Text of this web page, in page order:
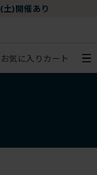
(土)開催あり
お気に入り カート